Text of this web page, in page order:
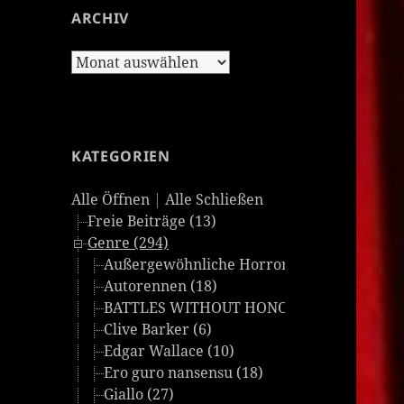
ARCHIV
Archiv
KATEGORIEN
Alle Öffnen |Alle Schließen
Freie Beiträge (13)
Genre (294)
Außergewöhnliche Horrorfilme (24)
Autorennen (18)
BATTLES WITHOUT HONOR AND
Clive Barker (6)
Edgar Wallace (10)
Ero guro nansensu (18)
Giallo (27)